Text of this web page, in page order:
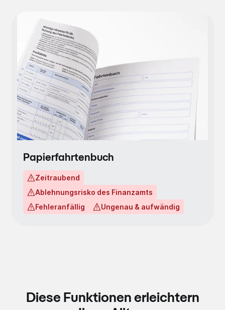
Papierfahrtenbuch
Zeitraubend
Ablehnungsrisko des Finanzamts
Fehleranfällig
Ungenau & aufwändig
Diese Funktionen erleichtern